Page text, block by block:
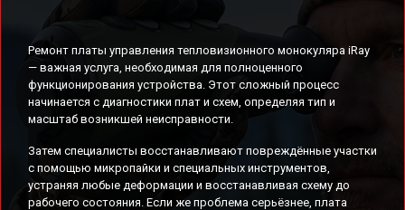
Ремонт платы управления тепловизионного монокуляра iRay
— важная услуга, необходимая для полноценного
функционирования устройства. Этот сложный процесс
начинается с диагностики плат и схем, определяя тип и
масштаб возникшей неисправности.
Затем специалисты восстанавливают повреждённые участки
с помощью микропайки и специальных инструментов,
устраняя любые деформации и восстанавливая схему до
рабочего состояния. Если же проблема серьёзнее, плата